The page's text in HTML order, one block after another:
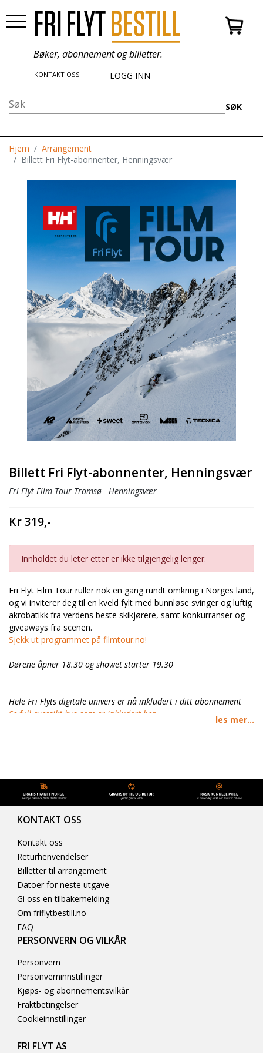
Bøker, abonnement og billetter.
KONTAKT OSS LOGG INN
SØK
Hjem
Arrangement
Billett Fri Flyt-abonnenter, Henningsvær
Billett Fri Flyt-abonnenter, Henningsvær
Fri Flyt Film Tour Tromsø - Henningsvær
Kr 319,-
Innholdet du leter etter er ikke tilgjengelig lenger.
Fri Flyt Film Tour ruller nok en gang rundt omkring i Norges land,
og vi inviterer deg til en kveld fylt med bunnløse svinger og luftig
akrobatikk fra verdens beste skikjørere, samt konkurranser og
giveaways fra scenen.
Sjekk ut programmet på filmtour.no!
Dørene åpner 18.30 og showet starter 19.30
Hele Fri Flyts digitale univers er nå inkludert i ditt abonnement
Se full oversikt hva som er inkludert her.
les mer...
KONTAKT OSS
Kontakt oss
Returhenvendelser
Billetter til arrangement
Datoer for neste utgave
Gi oss en tilbakemelding
Om friflytbestill.no
FAQ
PERSONVERN OG VILKÅR
Personvern
Personverninnstillinger
Kjøps- og abonnementsvilkår
Fraktbetingelser
Cookieinnstillinger
FRI FLYT AS